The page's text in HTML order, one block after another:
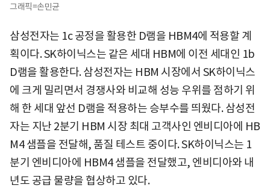
그래픽=손민균
삼성전자는 1c 공정을 활용한 D램을 HBM4에 적용할 계
획이다. SK하이닉스는 같은 세대 HBM에 이전 세대인 1b
D램을 활용한다. 삼성전자는 HBM 시장에서 SK하이닉스
에 크게 밀리면서 경쟁사와 비교해 성능 우위를 점하기 위
해 한 세대 앞선 D램을 적용하는 승부수를 띄웠다. 삼성전
자는 지난 2분기 HBM 시장 최대 고객사인 엔비디아에 HB
M4 샘플을 전달해, 품질 테스트 중이다. SK하이닉스는 1
분기 엔비디아에 HBM4 샘플을 전달했고, 엔비디아와 내
년도 공급 물량을 협상하고 있다.